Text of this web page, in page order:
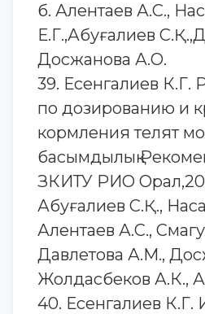
б. Алентаев А.С.,
Е.Г.,Абуғалиев
Досжанова А.О.
39. Есенгалиев К.Г.
по дозированию и
кормления телят
басымдылық
ЗКИТУ РИО
Абуғалиев С.Қ.,
Алентаев А.С.,
Давлетова А.М.,
Жолдасбеков А.К.,
40. Есенгалиев К.Г.